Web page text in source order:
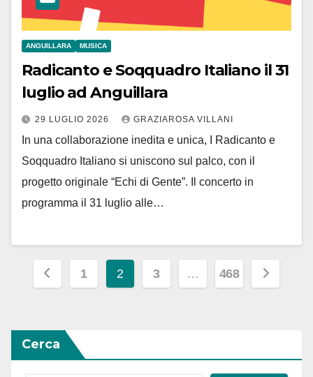
ANGUILLARA MUSICA
Radicanto e Soqquadro Italiano il 31
luglio ad Anguillara
29 LUGLIO 2026 GRAZIAROSA VILLANI
In una collaborazione inedita e unica, I Radicanto e
Soqquadro Italiano si uniscono sul palco, con il
progetto originale “Echi di Gente”. Il concerto in
programma il 31 luglio alle…
Paginazione
articoli
1 2 3 … 468
Cerca